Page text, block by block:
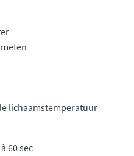
lichaamstemperatuur
60 sec